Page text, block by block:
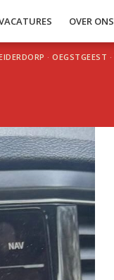
OVER ONS
· OEGSTGEEST ·